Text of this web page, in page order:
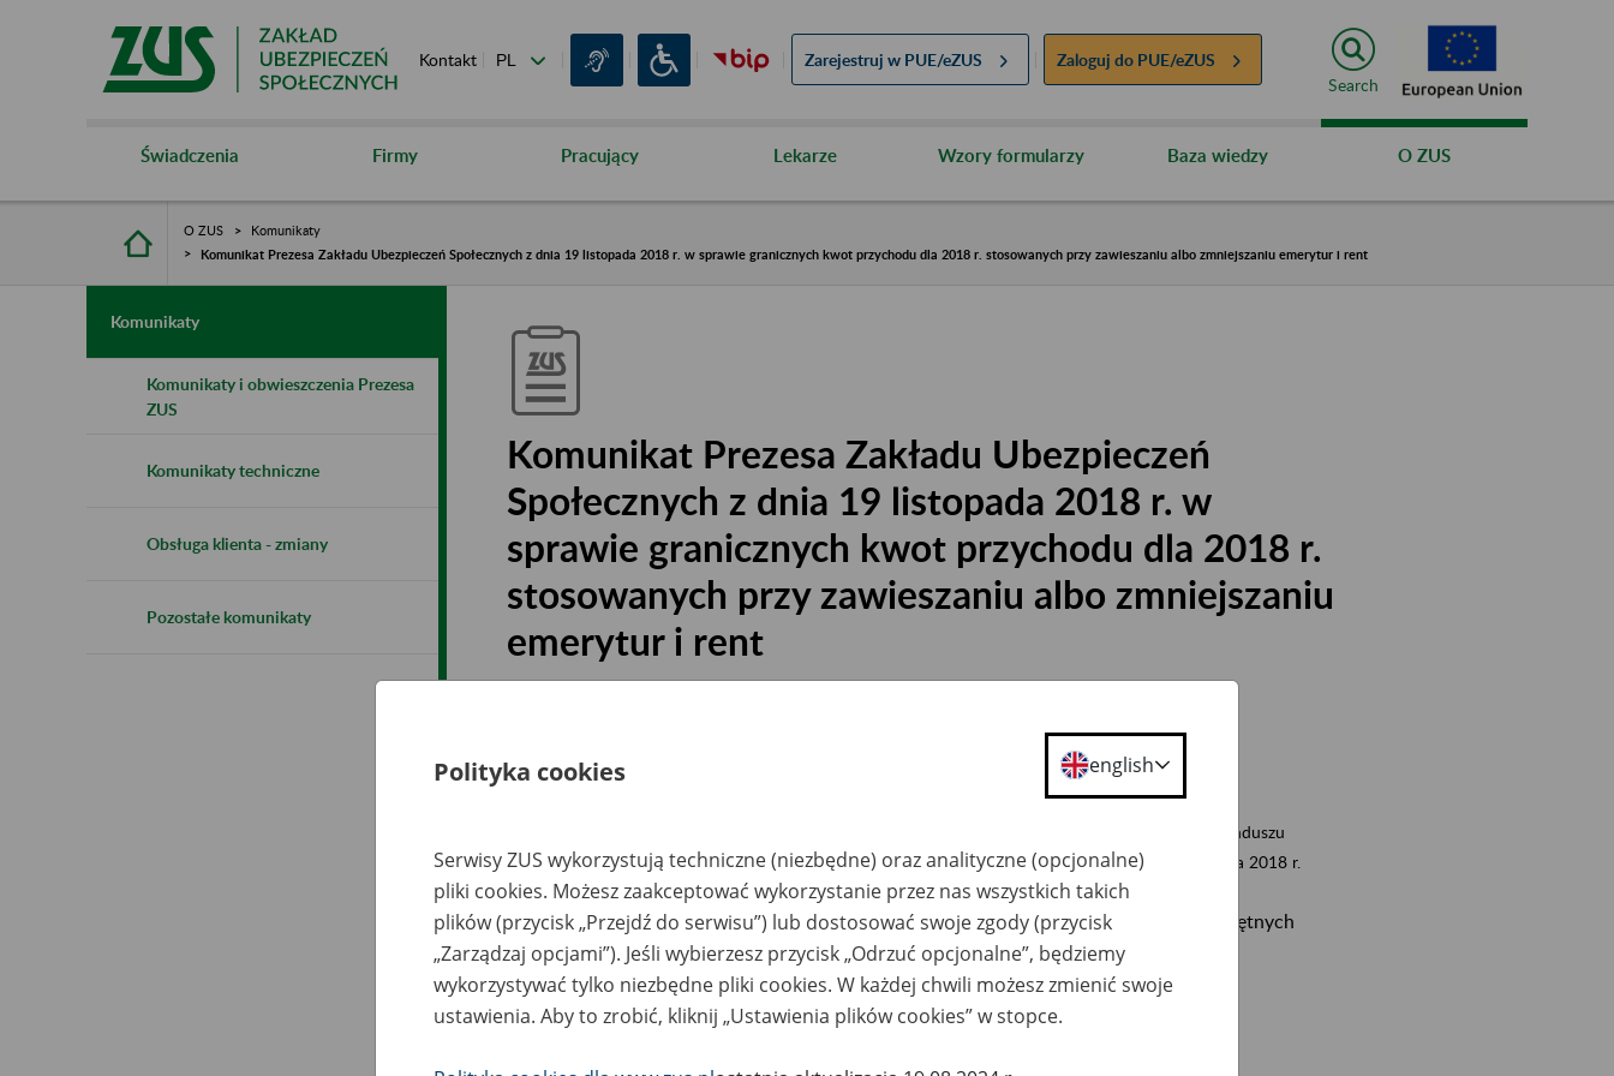
Kontakt Zarejestruj w PUE/eZUS Zaloguj do PUE/eZUS
Search
Świadczenia Firmy Pracujący Lekarze Wzory formularzy Baza wiedzy O ZUS
O ZUS
Komunikaty
Komunikat Prezesa Zakładu Ubezpieczeń Społecznych z dnia 19 listopada 2018 r. w sprawie granicznych kwot przychodu dla 2018 r. stosowanych przy zawieszaniu albo zmniejszaniu emerytur i rent
Komunikaty
Komunikaty i obwieszczenia Prezesa
ZUS
Komunikaty techniczne
Obsługa klienta - zmiany
Pozostałe komunikaty
Komunikat Prezesa Zakładu Ubezpieczeń
Społecznych z dnia 19 listopada 2018 r. w
sprawie granicznych kwot przychodu dla 2018 r.
stosowanych przy zawieszaniu albo zmniejszaniu
emerytur i rent
Na podstawie art. 104 ust. 10 pkt 2 ustawy z dnia 17 grudnia 1998 r. o emeryturach i rentach z Funduszu
Ubezpieczeń Społecznych (Dz. U. z 2018 r. poz. 1270) ogłasza się, że kwoty graniczne przychodu dla 2018 r.
wynoszą odpowiednio:
37 851,70 zł – co stanowi sumę kwot przychodu odpowiadających 70% przeciętnych
miesięcznych wynagrodzeń w wysokości:
2979,00 zł – od 1 stycznia 2018 r. do 28 lutego 2018 r.,
Polityka cookies english
Serwisy ZUS wykorzystują techniczne (niezbędne) oraz analityczne (opcjonalne)
pliki cookies. Możesz zaakceptować wykorzystanie przez nas wszystkich takich
plików (przycisk „Przejdź do serwisu”) lub dostosować swoje zgody (przycisk
„Zarządzaj opcjami”). Jeśli wybierzesz przycisk „Odrzuć opcjonalne”, będziemy
wykorzystywać tylko niezbędne pliki cookies. W każdej chwili możesz zmienić swoje
ustawienia. Aby to zrobić, kliknij „Ustawienia plików cookies” w stopce.